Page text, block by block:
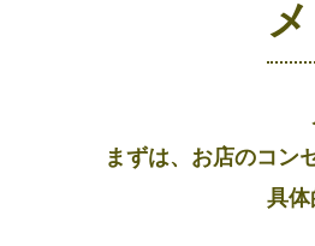
まずは、お店のコン
具体